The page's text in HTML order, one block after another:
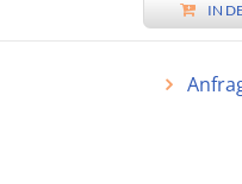
IN